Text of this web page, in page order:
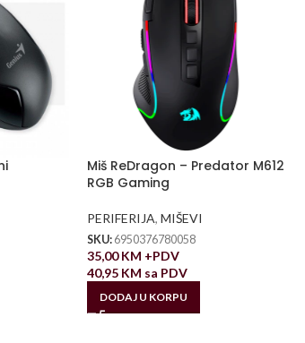
Miš ReDragon – Predator M612
RGB Gaming
PERIFERIJA, MIŠEVI
SKU: 6950376780058
35,00KM +PDV
40,95 KM sa PDV
DODAJ U KORPU